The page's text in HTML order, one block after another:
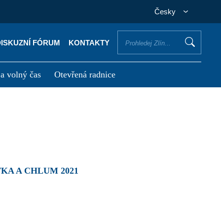
Česky
FÓRUM KONTAKTY
volný čas Otevřená radnice
A CHLUM 2021